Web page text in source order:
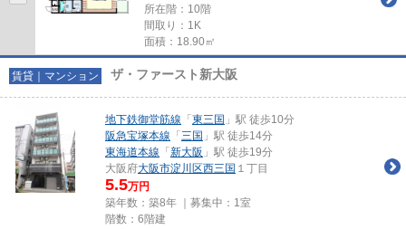
所在階：10階
間取り：1K
面積：18.90㎡
賃貸｜マンション ザ・ファースト新大阪
地下鉄御堂筋線 「 東三国 」駅 徒歩10分
阪急宝塚本線 「 三国 」駅 徒歩14分
東海道本線 「 新大阪 」駅 徒歩19分
大阪府大阪市淀川区西三国 １丁目
5.5万円
築年数：築8年 ｜募集中： 1室
階数：6階建